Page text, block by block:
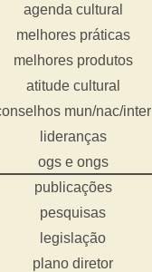
agenda cultural
melhores práticas
melhores produtos
atitude cultural
mun/nac/inter
lideranças
ogs e ongs
publicações
pesquisas
legislação
plano diretor